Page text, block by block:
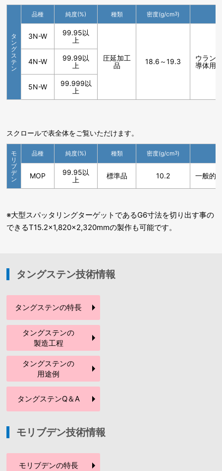
タ
ン
グ
ス
テ
ン
品種 純度(%) 種類 密度(g/cm3)
3N-W
99.95以
上
圧延加工
品
18.6～19.3
ウラン
導体用
4N-W
99.99以
上
5N-W
99.999以
上
スクロールで表全体をご覧いただけます。
モ
リ
ブ
デ
ン
品種 純度(%) 種類 密度(g/cm3)
MOP
99.95以
上
標準品 10.2 一般的
※大型スパッタリングターゲットであるG6寸法を切り出す事の
できるT15.2×1,820×2,320mmの製作も可能です。
タングステン技術情報
タングステンの特長
タングステンの
製造工程
タングステンの
用途例
タングステンQ＆A
モリブデン技術情報
モリブデンの特長